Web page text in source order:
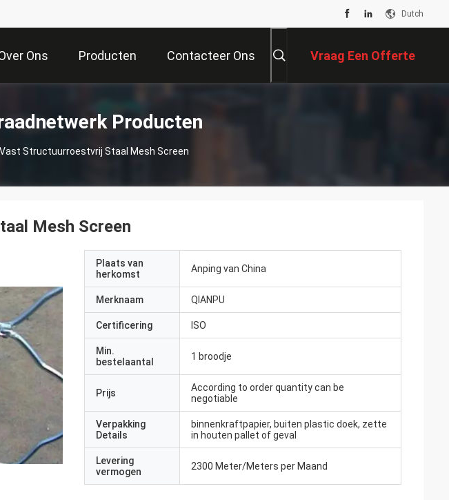
Dutch
Ons Producten Contacteer Ons Vraag Een Offerte
Producten
Vast Structuurroestvrij Staal Mesh Screen
Mesh Screen
Plaats van
herkomst
Anping van China
Merknaam QIANPU
Certificering ISO
Min.
bestelaantal
1 broodje
Prijs
According to order quantity can be
negotiable
Verpakking
Details
binnenkraftpapier, buiten plastic doek, zette
in houten pallet of geval
Levering
vermogen
2300 Meter/Meters per Maand